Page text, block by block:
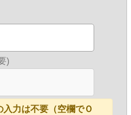
)
力は不要（空欄でＯ